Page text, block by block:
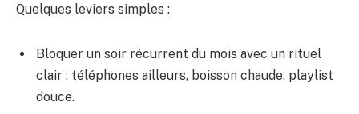
Quelques leviers simples :
Bloquer un soir récurrent du mois avec un rituel
clair : téléphones ailleurs, boisson chaude, playlist
douce.